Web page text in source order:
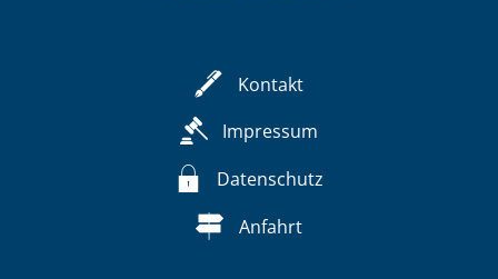
Kontakt
Impressum
Datenschutz
Anfahrt